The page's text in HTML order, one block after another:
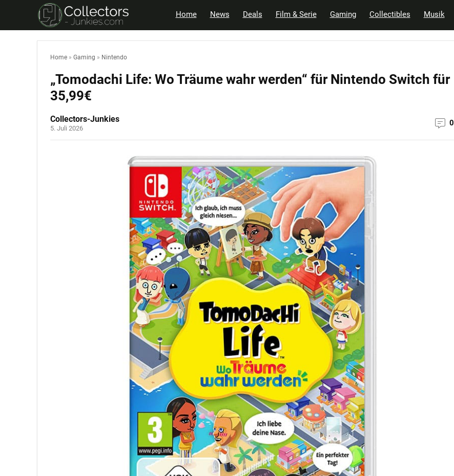
Home News Deals Film & Serie Gaming Collectibles Musik
Home » Gaming » Nintendo
„Tomodachi Life: Wo Träume wahr werden“ für Nintendo Switch für
35,99€
Collectors-Junkies
5. Juli 2026
0